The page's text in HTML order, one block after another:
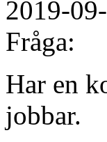
2019-
Fråga:
Har en
jobbar.